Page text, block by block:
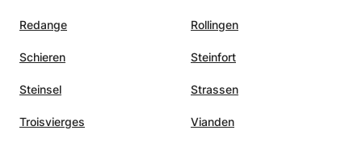
Redange Rollingen
Schieren Steinfort
Steinsel Strassen
Troisvierges Vianden